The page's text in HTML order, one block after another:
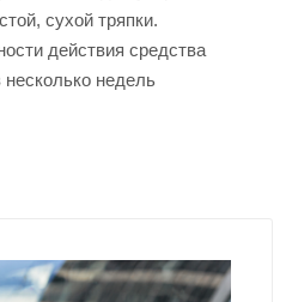
сухой тряпки.
действия средства
несколько недель